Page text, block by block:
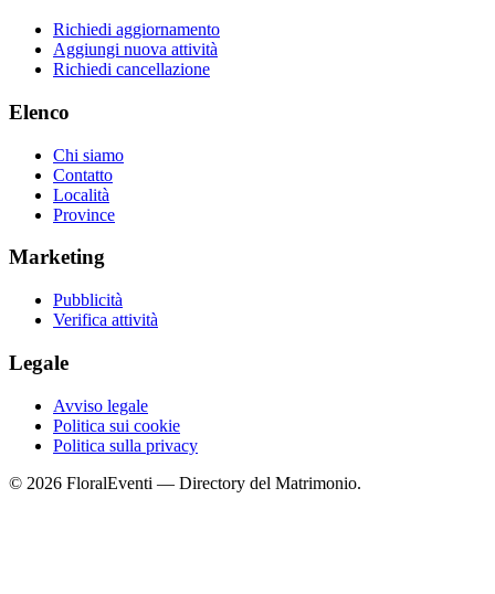
Richiedi aggiornamento
Aggiungi nuova attività
Richiedi cancellazione
Elenco
Chi siamo
Contatto
Località
Province
Marketing
Pubblicità
Verifica attività
Legale
Avviso legale
Politica sui cookie
Politica sulla privacy
© 2026 FloralEventi — Directory del Matrimonio.